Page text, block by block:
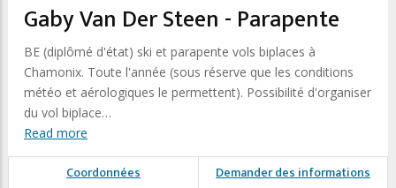
Gaby Van Der Steen - Parapente
BE (diplômé d'état) ski et parapente vols biplaces à
Chamonix. Toute l'année (sous réserve que les conditions
météo et aérologiques le permettent). Possibilité d'organiser
du vol biplace…
Read more
Coordonnées Demander des informations